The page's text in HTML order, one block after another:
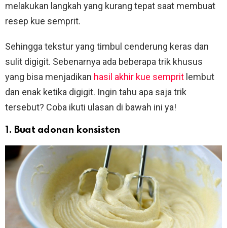
melakukan langkah yang kurang tepat saat membuat
resep kue semprit.
Sehingga tekstur yang timbul cenderung keras dan
sulit digigit. Sebenarnya ada beberapa trik khusus
yang bisa menjadikan hasil akhir kue semprit lembut
dan enak ketika digigit. Ingin tahu apa saja trik
tersebut? Coba ikuti ulasan di bawah ini ya!
1. Buat adonan konsisten